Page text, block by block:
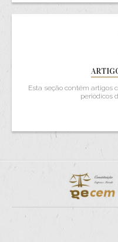
Esta seção contém artigos
periódicos